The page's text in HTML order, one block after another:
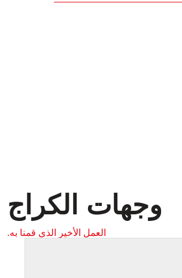
وجهات الكراج
العمل الأخير الذي قمنا به.